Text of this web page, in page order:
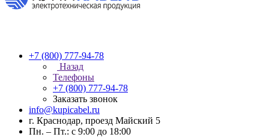
+7 (800) 777-94-78
Назад
Телефоны
+7 (800) 777-94-78
Заказать звонок
info@kupicabel.ru
г. Краснодар, проезд Майский 5
Пн. – Пт.: с 9:00 до 18:00